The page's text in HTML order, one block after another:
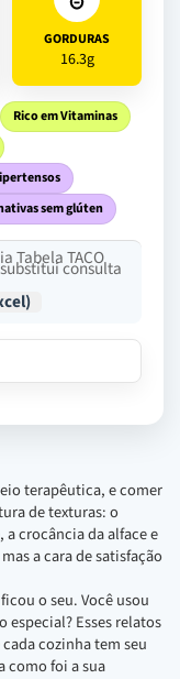
GORDURAS
16.3g
Rico em Vitaminas
sem glúten
Tabela TACO
consulta
terapêutica, e comer
de texturas: o
crocância da alface e
a cara de satisfação
o seu. Você usou
Esses relatos
cozinha tem seu
como foi a sua